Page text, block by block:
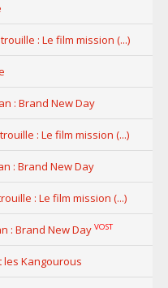
: Le film mission (...)
: Brand New Day
: Le film mission (...)
: Brand New Day
: Le film mission (...)
: Brand New Day VOST
les Kangourous